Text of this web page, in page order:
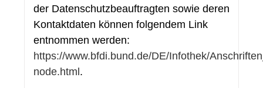
der Datenschutzbeauftragten sowie deren
Kontaktdaten können folgendem Link
entnommen werden:
https://www.bfdi.bund.de/DE/Infothek/
node.html .